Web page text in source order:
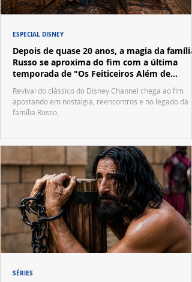
Depois de quase 20 anos, a magia da família
Russo se aproxima do fim com a última
temporada de "Os Feiticeiros Além de
Revival do clássico do Disney Channel chega ao fim
apostando em nostalgia, reencontros e no legado da
família Russo.
ESPECIAL DISNEY
SÉRIES